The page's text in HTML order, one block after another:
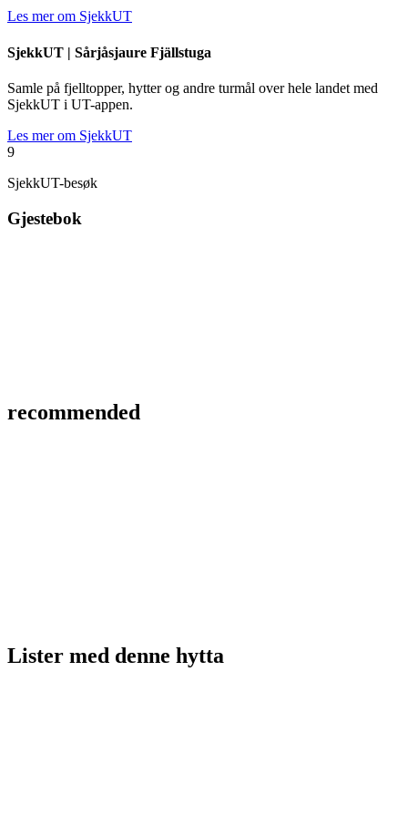
Les mer om SjekkUT
SjekkUT | Sårjåsjaure Fjällstuga
Samle på fjelltopper, hytter og andre turmål over hele landet med
SjekkUT i UT-appen.
Les mer om SjekkUT
9
SjekkUT-besøk
Gjestebok
recommended
Lister med denne hytta